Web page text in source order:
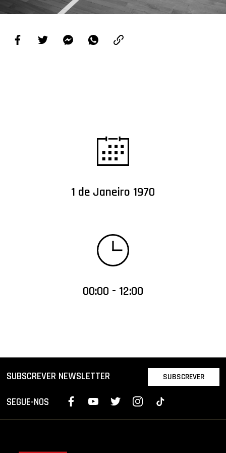
PROJETOS
LIGA BETCLIC MASCULINA
1 de Janeiro 1970
00:00 - 12:00
SUBSCREVER NEWSLETTER SUBSCREVER
SEGUE-NOS